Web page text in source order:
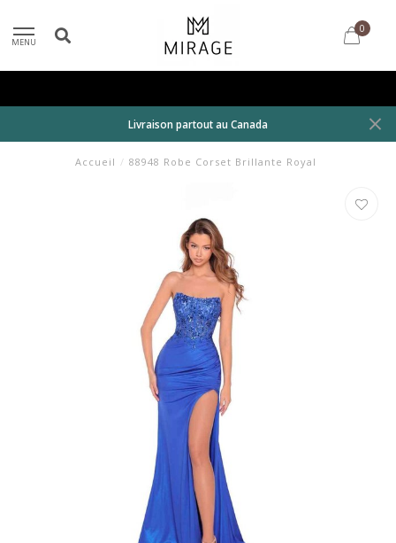
MENU
0
Livraison partout au Canada
Accueil / 88948 Robe Corset Brillante Royal